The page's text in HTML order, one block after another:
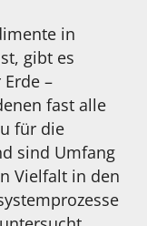
in
gibt es
–
fast alle
für die
sind Umfang
Vielfalt in den